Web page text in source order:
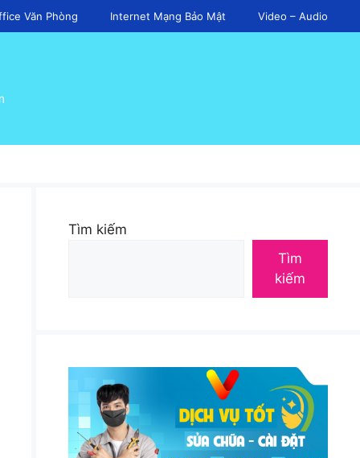
Văn Phòng Internet Mạng Bảo Mật Video – Audio
Tìm kiếm
Tìm
kiếm